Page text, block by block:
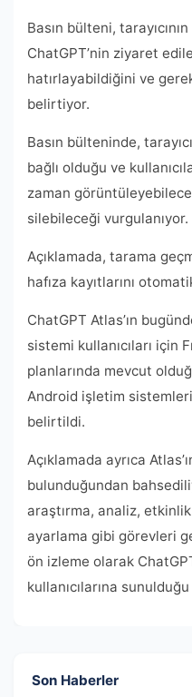
Basın bülteni,
ChatGPT’nin ziyaret
hatırlayabildiğini ve
belirtiyor.
Basın bülteninde,
bağlı olduğu ve
zaman
silebileceği vurgulanıyor.
Açıklamada, tarama
hafıza kayıtlarını
ChatGPT Atlas’ın
sistemi kullanıcıları için
planlarında mevcut
Android işletim
belirtildi.
Açıklamada ayrıca
bulunduğundan
araştırma, analiz,
ayarlama gibi görevleri
ön izleme olarak
kullanıcılarına
Son Haberler